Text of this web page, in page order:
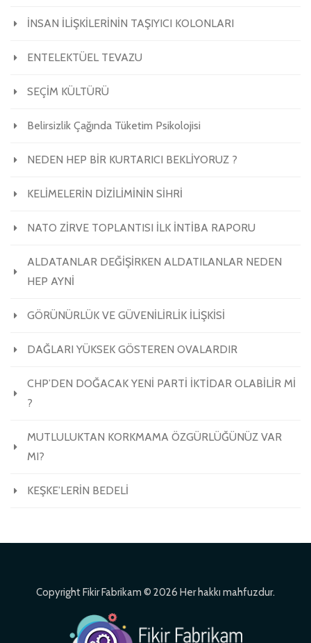
İNSAN İLİŞKİLERİNİN TAŞIYICI KOLONLARI
ENTELEKTÜEL TEVAZU
SEÇİM KÜLTÜRÜ
Belirsizlik Çağında Tüketim Psikolojisi
NEDEN HEP BİR KURTARICI BEKLİYORUZ ?
KELİMELERİN DİZİLİMİNİN SİHRİ
NATO ZİRVE TOPLANTISI İLK İNTİBA RAPORU
ALDATANLAR DEĞİŞİRKEN ALDATILANLAR NEDEN
HEP AYNİ
GÖRÜNÜRLÜK VE GÜVENİLİRLİK İLİŞKİSİ
DAĞLARI YÜKSEK GÖSTEREN OVALARDIR
CHP’DEN DOĞACAK YENİ PARTİ İKTİDAR OLABİLİR Mİ
?
MUTLULUKTAN KORKMAMA ÖZGÜRLÜĞÜNÜZ VAR
MI?
KEŞKE’LERİN BEDELİ
Copyright Fikir Fabrikam © 2026 Her hakkı mahfuzdur.